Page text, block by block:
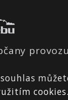
cookies